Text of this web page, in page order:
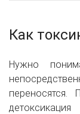
Как
Нужно